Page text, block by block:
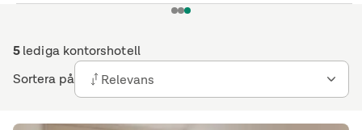
5lediga kontorshotell
Sortera på
Relevans
123